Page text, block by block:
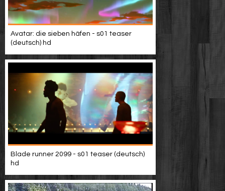
Avatar: die sieben häfen - s01 teaser
(deutsch) hd
Blade runner 2099 - s01 teaser (deutsch)
hd